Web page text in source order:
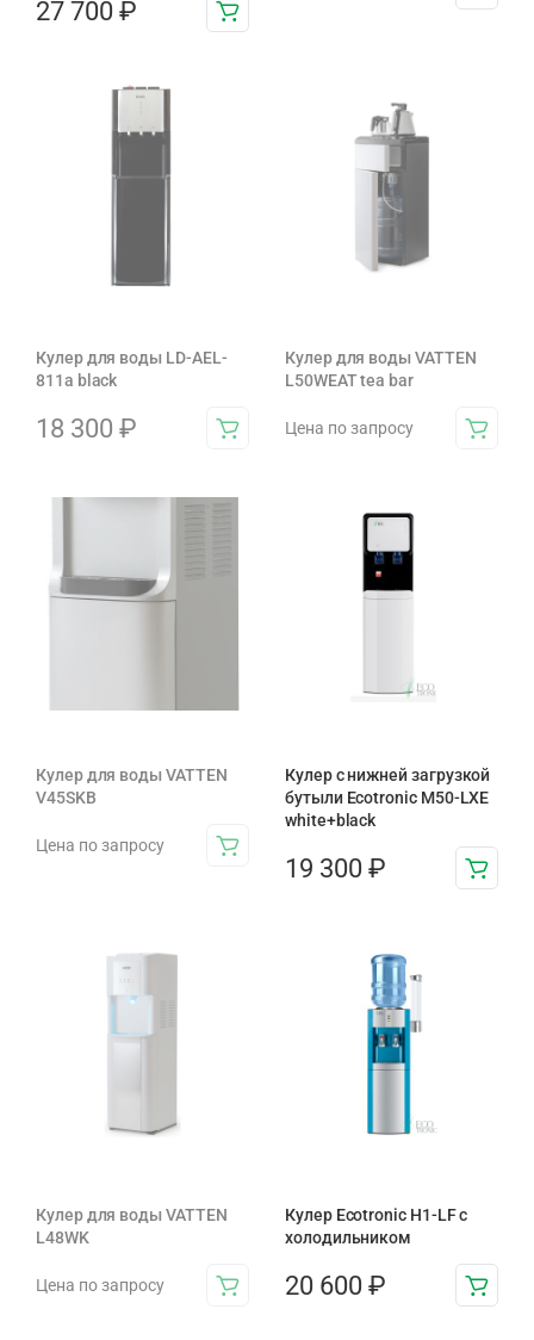
27 700 ₽
Кулер для воды LD-AEL-
811a black
18 300 ₽
Кулер для воды VATTEN
L50WEAT tea bar
Цена по запросу
Кулер для воды VATTEN
V45SKB
Цена по запросу
Кулер с нижней загрузкой
бутыли Ecotronic M50-LXE
white+black
19 300 ₽
Кулер для воды VATTEN
L48WK
Цена по запросу
Кулер Ecotronic H1-LF с
холодильником
20 600 ₽